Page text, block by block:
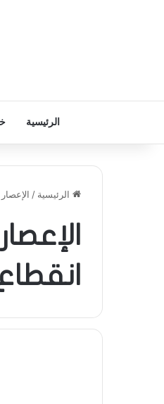
الرئيسية
الرئيسية /